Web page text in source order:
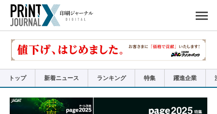
で
リ
トップ 新着ニュース ランキング 特集 躍進企業